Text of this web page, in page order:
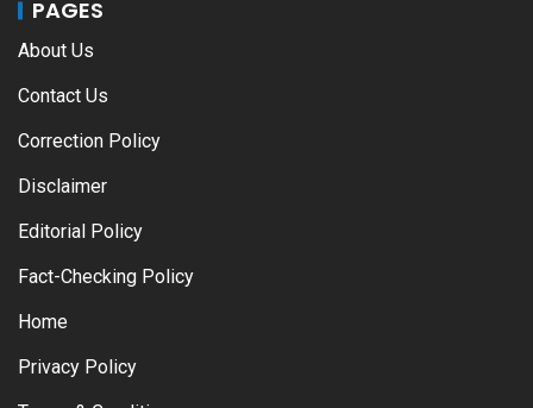
PAGES
About Us
Contact Us
Correction Policy
Disclaimer
Editorial Policy
Fact-Checking Policy
Home
Privacy Policy